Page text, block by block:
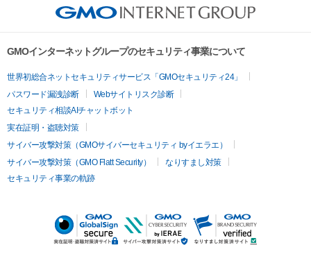
GMOインターネットグループのセキュリティ事業について
世界初総合ネットセキュリティサービス「GMOセキュリティ24」
パスワード漏洩診断
Webサイトリスク診断
セキュリティ相談AIチャットボット
実在証明・盗聴対策
サイバー攻撃対策（GMOサイバーセキュリティ byイエラエ）
サイバー攻撃対策（GMO Flatt Security）
なりすまし対策
セキュリティ事業の軌跡